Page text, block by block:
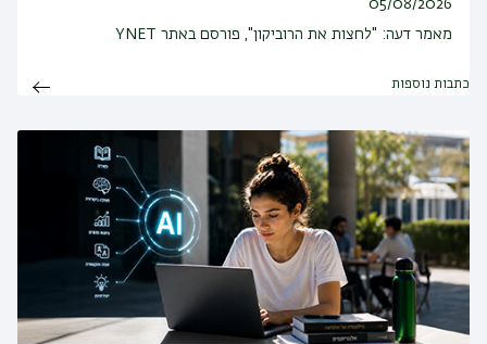
05/08/2026
מאמר דעה: "לחצות את הרוביקון", פורסם באתר YNET
כתבות נוספות